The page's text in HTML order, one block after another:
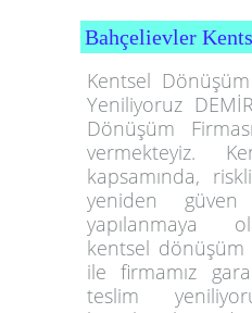
Bahçelievler
Kentsel
Yeniliyoruz
Dönüşüm
vermekteyiz.
kapsamında,
yeniden
yapılanmaya
kentsel dönüşüm
ile firmamız
teslim